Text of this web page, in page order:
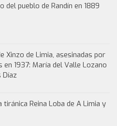
del pueblo de Randín en 1889
Xinzo de Limia, asesinadas por
1937: María del Valle Lozano
Díaz
tiránica Reina Loba de A Limia y